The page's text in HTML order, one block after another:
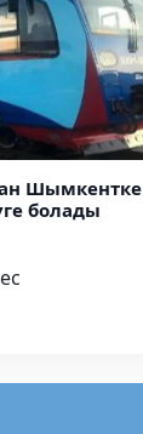
Шымкентке
болады